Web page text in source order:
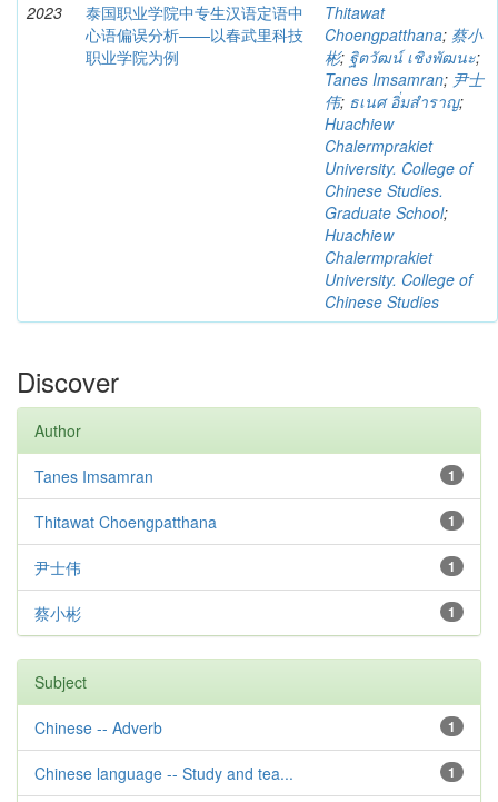
2023
泰国职业学院中专生汉语定语中
心语偏误分析——以春武里科技
职业学院为例
Thitawat
Choengpatthana; 蔡小
彬; ฐิตวัฒน์ เชิงพัฒนะ;
Tanes Imsamran; 尹士
伟; ธเนศ อิ่มสำราญ;
Huachiew
Chalermprakiet
University. College of
Chinese Studies.
Graduate School;
Huachiew
Chalermprakiet
University. College of
Chinese Studies
Discover
Author
1
Tanes Imsamran
1
Thitawat Choengpatthana
1
尹士伟
1
蔡小彬
Subject
1
Chinese -- Adverb
1
Chinese language -- Study and tea...